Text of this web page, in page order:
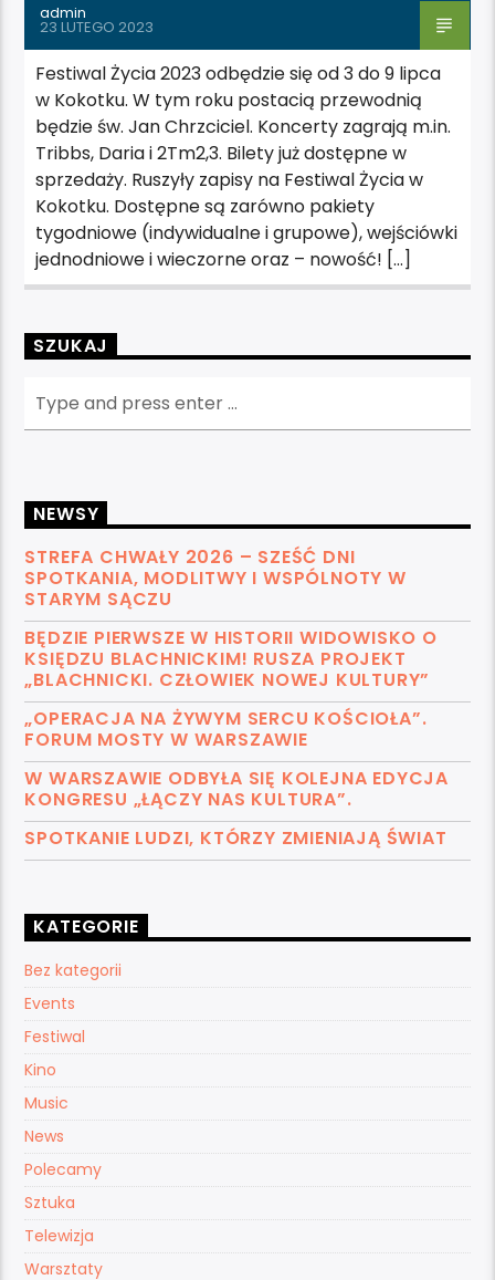
admin
23 LUTEGO 2023
Festiwal Życia 2023 odbędzie się od 3 do 9 lipca
w Kokotku. W tym roku postacią przewodnią
będzie św. Jan Chrzciciel. Koncerty zagrają m.in.
Tribbs, Daria i 2Tm2,3. Bilety już dostępne w
sprzedaży. Ruszyły zapisy na Festiwal Życia w
Kokotku. Dostępne są zarówno pakiety
tygodniowe (indywidualne i grupowe), wejściówki
jednodniowe i wieczorne oraz – nowość! […]
SZUKAJ
NEWSY
STREFA CHWAŁY 2026 – SZEŚĆ DNI
SPOTKANIA, MODLITWY I WSPÓLNOTY W
STARYM SĄCZU
BĘDZIE PIERWSZE W HISTORII WIDOWISKO O
KSIĘDZU BLACHNICKIM! RUSZA PROJEKT
„BLACHNICKI. CZŁOWIEK NOWEJ KULTURY”
„OPERACJA NA ŻYWYM SERCU KOŚCIOŁA”.
FORUM MOSTY W WARSZAWIE
W WARSZAWIE ODBYŁA SIĘ KOLEJNA EDYCJA
KONGRESU „ŁĄCZY NAS KULTURA”.
SPOTKANIE LUDZI, KTÓRZY ZMIENIAJĄ ŚWIAT
KATEGORIE
Bez kategorii
Events
Festiwal
Kino
Music
News
Polecamy
Sztuka
Telewizja
Warsztaty